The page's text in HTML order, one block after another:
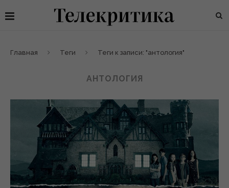
Главная Теги Теги к записи: "антология"
АНТОЛОГИЯ